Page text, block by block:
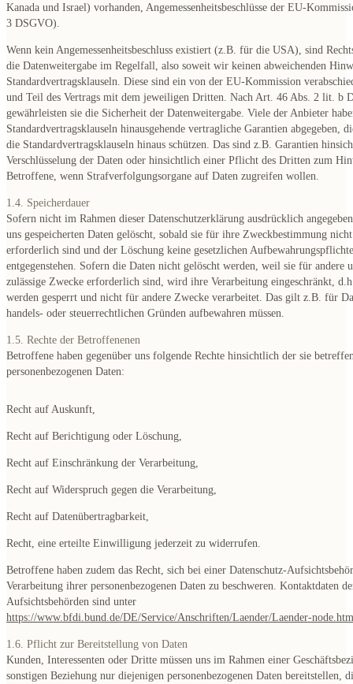
Kanada und Israel) vorhanden, Angemessenheitsbeschlüsse der EU-
3 DSGVO).
Wenn kein Angemessenheitsbeschluss existiert (z.B. für die USA), sind
die Datenweitergabe im Regelfall, also soweit wir keinen abweichenden
Standardvertragsklauseln. Diese sind ein von der EU-Kommission
und Teil des Vertrags mit dem jeweiligen Dritten. Nach Art. 46 Abs. 2 lit. b
gewährleisten sie die Sicherheit der Datenweitergabe. Viele der Anbieter
Standardvertragsklauseln hinausgehende vertragliche Garantien abgegeben,
die Standardvertragsklauseln hinaus schützen. Das sind z.B. Garantien
Verschlüsselung der Daten oder hinsichtlich einer Pflicht des Dritten zum
Betroffene, wenn Strafverfolgungsorgane auf Daten zugreifen wollen.
1.4. Speicherdauer
Sofern nicht im Rahmen dieser Datenschutzerklärung ausdrücklich
uns gespeicherten Daten gelöscht, sobald sie für ihre Zweckbestimmung
erforderlich sind und der Löschung keine gesetzlichen
entgegenstehen. Sofern die Daten nicht gelöscht werden, weil sie für andere
zulässige Zwecke erforderlich sind, wird ihre Verarbeitung eingeschränkt,
werden gesperrt und nicht für andere Zwecke verarbeitet. Das gilt z.B. für
handels- oder steuerrechtlichen Gründen aufbewahren müssen.
1.5. Rechte der Betroffenenen
Betroffene haben gegenüber uns folgende Rechte hinsichtlich der sie
personenbezogenen Daten:
Recht auf Auskunft,
Recht auf Berichtigung oder Löschung,
Recht auf Einschränkung der Verarbeitung,
Recht auf Widerspruch gegen die Verarbeitung
Recht auf Datenübertragbarkeit,
Recht, eine erteilte Einwilligung jederzeit zu widerrufen
Betroffene haben zudem das Recht, sich bei einer Datenschutz-
Verarbeitung ihrer personenbezogenen Daten zu beschweren. Kontaktdaten
Aufsichtsbehörden sind unter
https://www.bfdi.bund.de/DE/Service/Anschriften/Laender/Laender-
1.6. Pflicht zur Bereitstellung von Daten
Kunden, Interessenten oder Dritte müssen uns im Rahmen einer
sonstigen Beziehung nur diejenigen personenbezogenen Daten bereitstellen,